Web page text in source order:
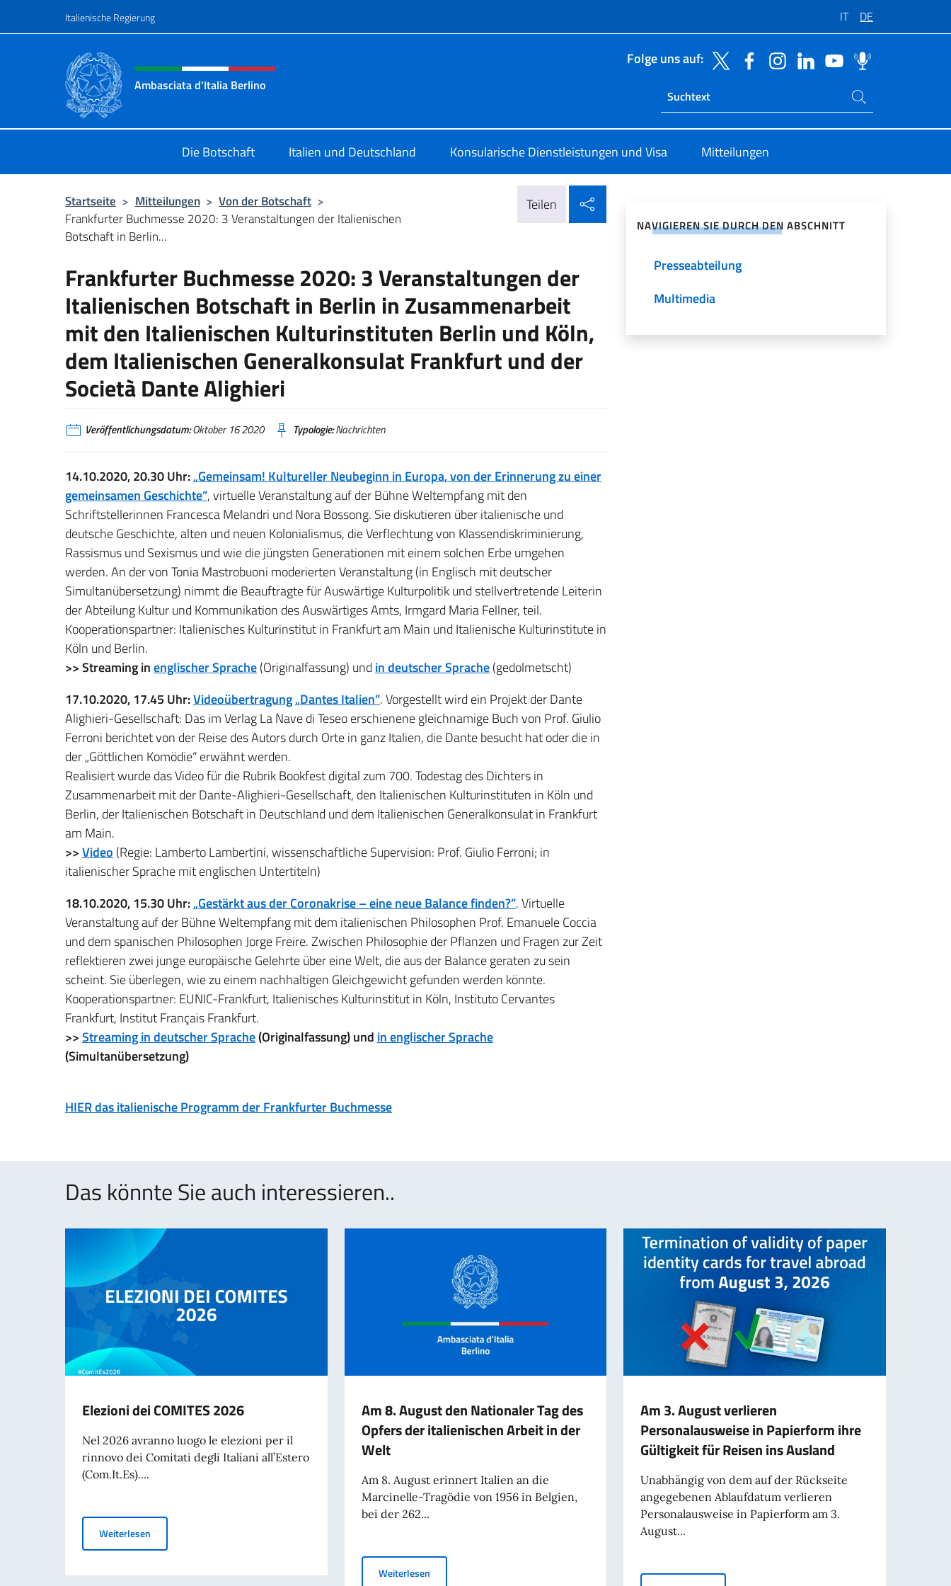
Italienische Regierung IT DE
Header-Site, Social und Menü
Ambasciata d'Italia Berlino
Folge uns auf:
Ricerca sito live
Suchen Sie auf der Website
Die Botschaft Italien und Deutschland Konsularische Dienstleistungen und Visa Mitteilungen
Startseite > Mitteilungen > Von der Botschaft >
Frankfurter Buchmesse 2020: 3 Veranstaltungen der Italienischen
Botschaft in Berlin...
Teilen
Frankfurter Buchmesse 2020: 3 Veranstaltungen der
Italienischen Botschaft in Berlin in Zusammenarbeit
mit den Italienischen Kulturinstituten Berlin und Köln,
dem Italienischen Generalkonsulat Frankfurt und der
Società Dante Alighieri
Veröffentlichungsdatum:Oktober 16 2020 Typologie:Nachrichten
14.10.2020, 20.30 Uhr:„Gemeinsam! Kultureller Neubeginn in Europa, von der Erinnerung zu einer
gemeinsamen Geschichte”, virtuelle Veranstaltung auf der Bühne Weltempfang mit den
Schriftstellerinnen Francesca Melandri und Nora Bossong. Sie diskutieren über italienische und
deutsche Geschichte, alten und neuen Kolonialismus, die Verflechtung von Klassendiskriminierung,
Rassismus und Sexismus und wie die jüngsten Generationen mit einem solchen Erbe umgehen
werden. An der von Tonia Mastrobuoni moderierten Veranstaltung (in Englisch mit deutscher
Simultanübersetzung) nimmt die Beauftragte für Auswärtige Kulturpolitik und stellvertretende Leiterin
der Abteilung Kultur und Kommunikation des Auswärtiges Amts, Irmgard Maria Fellner, teil.
Kooperationspartner: Italienisches Kulturinstitut in Frankfurt am Main und Italienische Kulturinstitute in
Köln und Berlin.
>> Streaming inenglischer Sprache(Originalfassung) und indeutscher Sprache(gedolmetscht)
17.10.2020, 17.45 Uhr:Videoübertragung „Dantes Italien”. Vorgestellt wird ein Projekt der Dante
Alighieri-Gesellschaft: Das im Verlag La Nave di Teseo erschienene gleichnamige Buch von Prof. Giulio
Ferroni berichtet von der Reise des Autors durch Orte in ganz Italien, die Dante besucht hat oder die in
der „Göttlichen Komödie“ erwähnt werden.
Realisiert wurde das Video für die Rubrik Bookfest digital zum 700. Todestag des Dichters in
Zusammenarbeit mit der Dante-Alighieri-Gesellschaft, den Italienischen Kulturinstituten in Köln und
Berlin, der Italienischen Botschaft in Deutschland und dem Italienischen Generalkonsulat in Frankfurt
am Main.
>>Video (Regie: Lamberto Lambertini, wissenschaftliche Supervision: Prof. Giulio Ferroni; in
italienischer Sprache mit englischen Untertiteln)
18.10.2020, 15.30 Uhr:„Gestärkt aus der Coronakrise – eine neue Balance finden?”. Virtuelle
Veranstaltung auf der Bühne Weltempfang mit dem italienischen Philosophen Prof. Emanuele Coccia
und dem spanischen Philosophen Jorge Freire. Zwischen Philosophie der Pflanzen und Fragen zur Zeit
reflektieren zwei junge europäische Gelehrte über eine Welt, die aus der Balance geraten zu sein
scheint. Sie überlegen, wie zu einem nachhaltigen Gleichgewicht gefunden werden könnte.
Kooperationspartner: EUNIC-Frankfurt, Italienisches Kulturinstitut in Köln, Instituto Cervantes
Frankfurt, Institut Français Frankfurt.
>>Streaming in deutscher Sprache(Originalfassung) und in englischer Sprache
(Simultanübersetzung)
HIER das italienische Programm der Frankfurter Buchmesse
NAVIGIEREN SIE DURCH DEN ABSCHNITT
Presseabteilung
Multimedia
Das könnte Sie auch interessieren..
Elezioni dei COMITES 2026
Nel 2026 avranno luogo le elezioni per il
rinnovo dei Comitati degli Italiani all’Estero
(Com.It.Es)....
Weiterlesen
Am 8. August den Nationaler Tag des
Opfers der italienischen Arbeit in der
Welt
Am 8. August erinnert Italien an die
Marcinelle-Tragödie von 1956 in Belgien,
bei der 262...
WeiterlesenAm 8. August den Nationaler Tag des Opfers der italienischen Arbeit in der Welt
Am 3. August verlieren
Personalausweise in Papierform ihre
Gültigkeit für Reisen ins Ausland
Unabhängig von dem auf der Rückseite
angegebenen Ablaufdatum verlieren
Personalausweise in Papierform am 3.
August...